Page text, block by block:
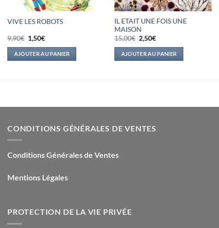
VIVE LES ROBOTS
9,90€ Le
prix
initial
était :
9,90€.
1,50€Le
actuel
est :
1,50€.
AJOUTER AU PANIER
IL ETAIT UNE FOIS UNE
MAISON
15,00€ Le
prix
initial
était :
15,00€.
2,50€Le
actuel
est :
2,50€.
AJOUTER AU PANIER
CONDITIONS GÉNÉRALES DE VENTES
Conditions Générales de Ventes
Mentions Légales
PROTECTION DE LA VIE PRIVÉE